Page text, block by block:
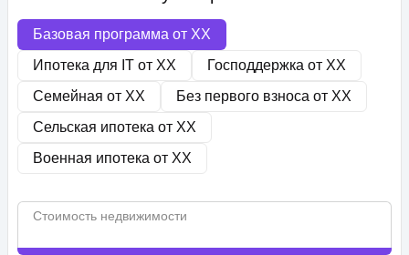
Базовая программа от XX
Ипотека для IT от XX Господдержка от XX
Семейная от XX Без первого взноса от XX
Сельская ипотека от XX
Военная ипотека от XX
Стоимость недвижимости